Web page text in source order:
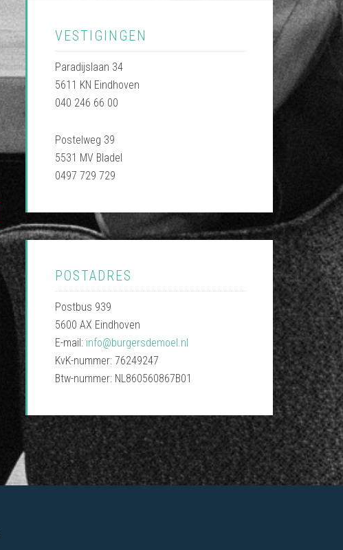
VESTIGINGEN
Paradijslaan 34
5611 KN Eindhoven
040 246 66 00
Postelweg 39
5531 MV Bladel
0497 729 729
POSTADRES
Postbus 939
5600 AX Eindhoven
E-mail: info@burgersdemoel.nl
KvK-nummer: 76249247
Btw-nummer: NL860560867B01